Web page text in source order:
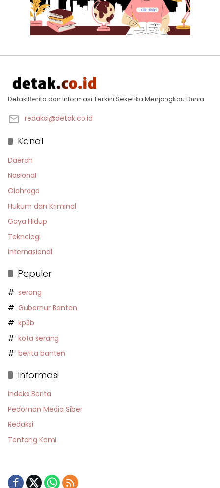
Detak Berita dan Informasi Terkini Seketika Menjangkau Dunia
redaksi@detak.co.id
Kanal
Daerah
Nasional
Olahraga
Hukum dan Kriminal
Gaya Hidup
Teknologi
Internasional
Populer
serang
Gubernur Banten
kp3b
kota serang
berita banten
Informasi
Indeks Berita
Pedoman Media Siber
Redaksi
Tentang Kami